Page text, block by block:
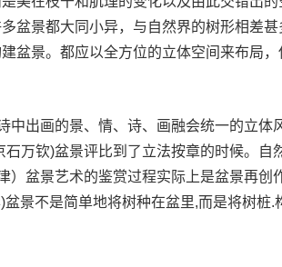
盆景都大同小异，与自然界的树形相差甚
盆景。都应以全方位的立体空间来布局，
出画的景、情、诗、画融会统一的立体
万钦)盆景评比到了立法按章的时候。自
）盆景艺术的鉴赏过程实际上是盆景再创
景不是简单地将树种在盆里,而是将树桩.